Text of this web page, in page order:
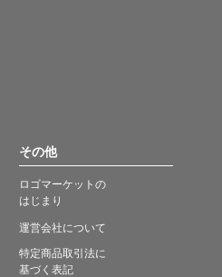
その他
ロゴマーケットの
はじまり
運営会社について
特定商品取引法に
基づく表記